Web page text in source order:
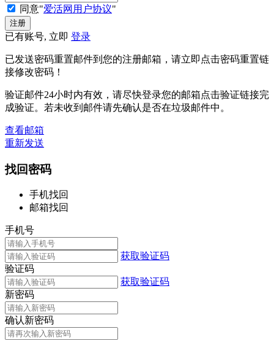
同意"爱活网用户协议"
已有账号, 立即 登录
已发送密码重置邮件到您的注册邮箱，请立即点击密码重置链
接修改密码！
验证邮件24小时内有效，请尽快登录您的邮箱点击验证链接完
成验证。若未收到邮件请先确认是否在垃圾邮件中。
查看邮箱
重新发送
找回密码
手机找回
邮箱找回
手机号
获取验证码
验证码
获取验证码
新密码
确认新密码